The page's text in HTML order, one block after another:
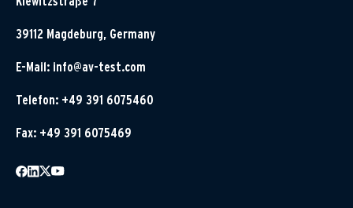
39112 Magdeburg, Germany
E-Mail: info@av-test.com
Telefon: +49 391 6075460
Fax: +49 391 6075469